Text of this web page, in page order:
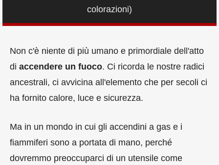
colorazioni)
Non c'è niente di più umano e primordiale dell'atto
di accendere un fuoco. Ci ricorda le nostre radici
ancestrali, ci avvicina all'elemento che per secoli ci
ha fornito calore, luce e sicurezza.
Ma in un mondo in cui gli accendini a gas e i
fiammiferi sono a portata di mano, perché
dovremmo preoccuparci di un utensile come